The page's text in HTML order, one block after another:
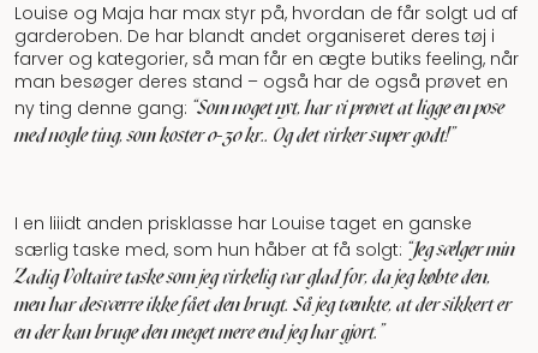
Louise og Maja har max styr på, hvordan de får solgt ud af
garderoben. De har blandt andet organiseret deres tøj i
farver og kategorier, så man får en ægte butiks feeling, når
man besøger deres stand – også har de også prøvet en
ny ting denne gang: "Som noget nyt, har vi prøvet at ligge en pose
med nogle ting, som koster 0-30 kr.. Og det virker super godt!”
I en liiidt anden prisklasse har Louise taget en ganske
særlig taske med, som hun håber at få solgt: "Jeg sælger min
Zadig Voltaire taske som jeg virkelig var glad for, da jeg købte den,
men har desværre ikke fået den brugt. Så jeg tænkte, at der sikkert er
en der kan bruge den meget mere end jeg har gjort.”